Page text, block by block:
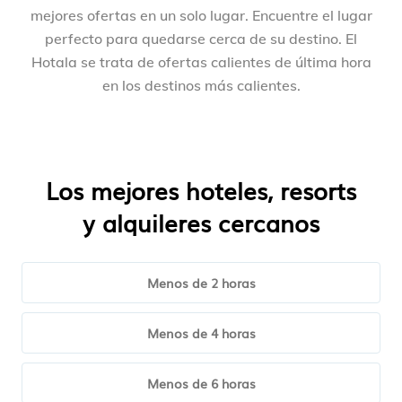
mejores ofertas en un solo lugar. Encuentre el lugar
perfecto para quedarse cerca de su destino. El
Hotala se trata de ofertas calientes de última hora
en los destinos más calientes.
Los mejores hoteles, resorts
y alquileres cercanos
Menos de 2 horas
Menos de 4 horas
Menos de 6 horas